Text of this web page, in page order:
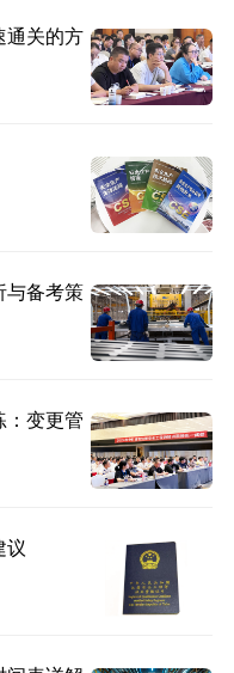
通关的方
与备考策
：变更管
议